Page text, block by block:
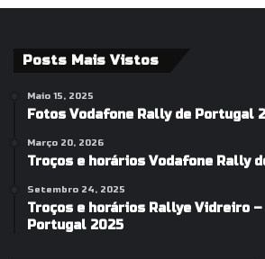
Posts Mais Vistos
Maio 15, 2025
Fotos Vodafone Rally de Portugal
Março 20, 2026
Troços e horários Vodafone Rally
Setembro 24, 2025
Troços e horários Rallye Vidreiro –
Portugal 2025